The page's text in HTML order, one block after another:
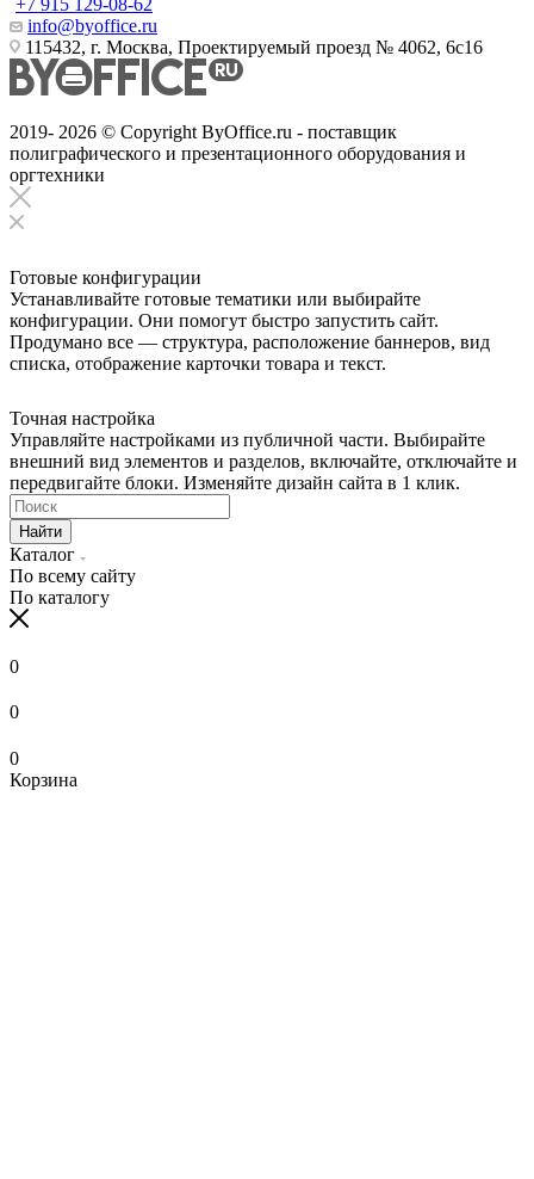
+7 915 129-08-62
info@byoffice.ru
115432, г. Москва, Проектируемый проезд № 4062, 6с16
2019- 2026 © Copyright ByOffice.ru - поставщик
полиграфического и презентационного оборудования и
оргтехники
Готовые конфигурации
Устанавливайте готовые тематики или выбирайте
конфигурации. Они помогут быстро запустить сайт.
Продумано все — структура, расположение баннеров, вид
списка, отображение карточки товара и текст.
Точная настройка
Управляйте настройками из публичной части. Выбирайте
внешний вид элементов и разделов, включайте, отключайте и
передвигайте блоки. Изменяйте дизайн сайта в 1 клик.
Найти
Каталог
По всему сайту
По каталогу
0
0
0
Корзина